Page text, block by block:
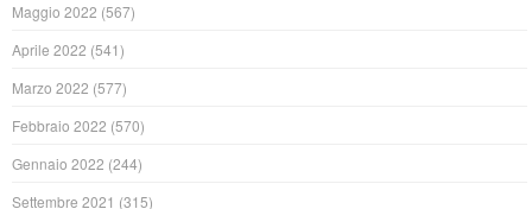
Maggio 2022 (567)
Aprile 2022 (541)
Marzo 2022 (577)
Febbraio 2022 (570)
Gennaio 2022 (244)
Settembre 2021 (315)